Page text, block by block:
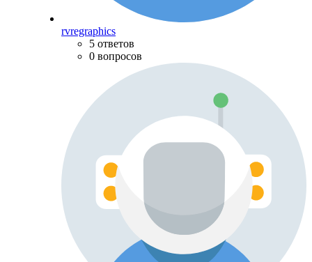
rvregraphics
5 ответов
0 вопросов